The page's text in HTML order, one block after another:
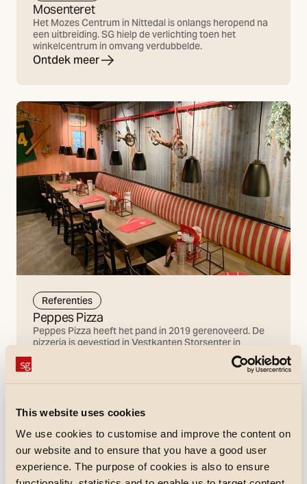
This website uses cookies
We use cookies to customise and improve the content on
our website and to ensure that you have a good user
experience. The purpose of cookies is also to ensure
Mosenteret
Het Mozes Centrum in Nittedal is onlangs heropend na
een uitbreiding. SG hielp de verlichting toen het
winkelcentrum in omvang verdubbelde.
Ontdek meer
Referenties
Peppes Pizza
Peppes Pizza heeft het pand in 2019 gerenoveerd. De
pizzeria is gevestigd in Vestkanten Storsenter in